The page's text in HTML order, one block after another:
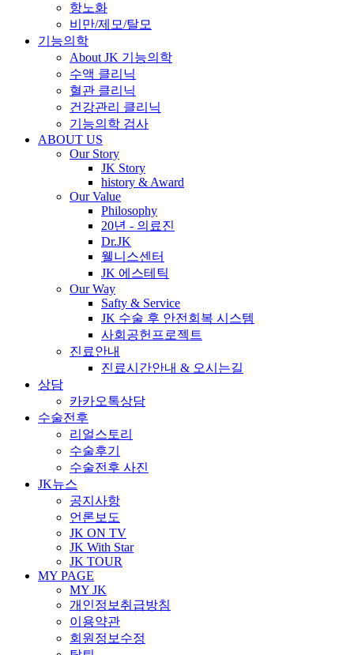
항노화
비만/제모/탈모
기능의학
About JK 기능의학
수액 클리닉
혈관 클리닉
건강관리 클리닉
기능의학 검사
ABOUT US
Our Story
JK Story
history & Award
Our Value
Philosophy
20년 - 의료진
Dr.JK
웰니스센터
JK 에스테틱
Our Way
Safty & Service
JK 수술 후 안전회복 시스템
사회공헌프로젝트
진료안내
진료시간안내 & 오시는길
상담
카카오톡상담
수술전후
리얼스토리
수술후기
수술전후 사진
JK뉴스
공지사항
언론보도
JK ON TV
JK With Star
JK TOUR
MY PAGE
MY JK
개인정보취급방침
이용약관
회원정보수정